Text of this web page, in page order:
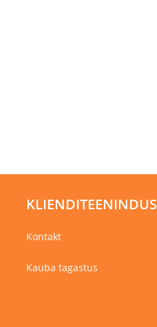
KLIENDITEENINDUS
Kontakt
Kauba tagastus